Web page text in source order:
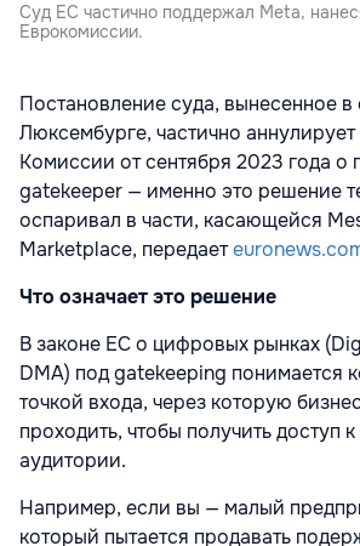
Суд ЕС частично поддержал Meta,
Еврокомиссии.
Постановление суда, вынесенное в
Люксембурге, частично
Комиссии от сентября 2023 года о
gatekeeper — именно это решение
оспаривал в части, касающейся
Marketplace, передает
Что означает это решение
В законе ЕС о цифровых рынках
DMA) под gatekeeping понимается
точкой входа, через которую
проходить, чтобы получить доступ
аудитории.
Например, если вы — малый
который пытается продавать